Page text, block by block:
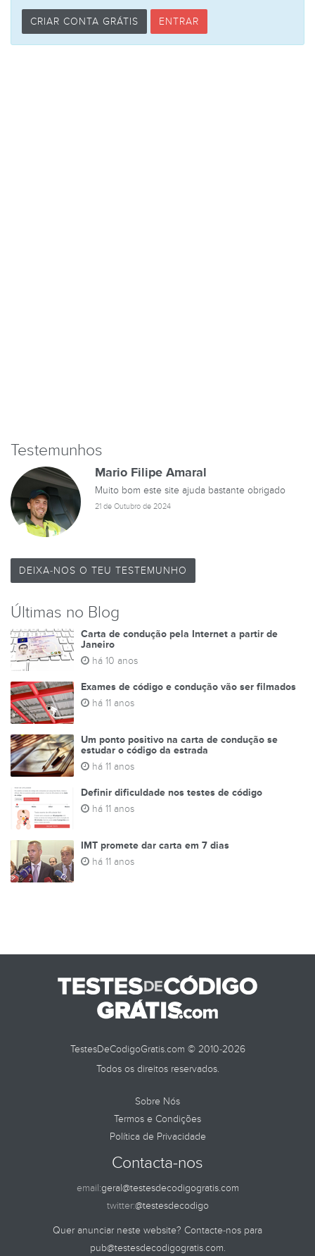
CRIAR CONTA GRÁTIS ENTRAR
Testemunhos
Mario Filipe Amaral
Muito bom este site ajuda bastante obrigado
21 de Outubro de 2024
DEIXA-NOS O TEU TESTEMUNHO
Últimas no Blog
Carta de condução pela Internet a partir de
Janeiro
há 10 anos
Exames de código e condução vão ser filmados
há 11 anos
Um ponto positivo na carta de condução se
estudar o código da estrada
há 11 anos
Definir dificuldade nos testes de código
há 11 anos
IMT promete dar carta em 7 dias
há 11 anos
TestesDeCodigoGratis.com © 2010-2026
Todos os direitos reservados.
Sobre Nós
Termos e Condições
Política de Privacidade
Contacta-nos
email:geral@testesdecodigogratis.com
twitter:@testesdecodigo
Quer anunciar neste website? Contacte-nos para
pub@testesdecodigogratis.com.